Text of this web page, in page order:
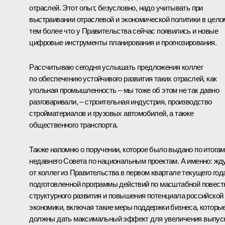
отраслей. Этот опыт, безусловно, надо учитывать при
выстраивании отраслевой и экономической политики в
тем более что у Правительства сейчас появились и новые
цифровые инструменты планирования и прогнозирования.
Рассчитываю сегодня услышать предложения коллег
по обеспечению устойчивого развития таких отраслей, как
угольная промышленность – мы тоже об этом не так давно
разговаривали, – строительная индустрия, производство
стройматериалов и грузовых автомобилей, а также
общественного транспорта.
Также напомню о поручении, которое было выдано по итогам
недавнего Совета по национальным проектам. А именно:
от коллег из Правительства в первом квартале текущего
подготовленной программы действий по масштабной
структурного развития и повышения потенциала российской
экономики, включая такие меры поддержки бизнеса,
должны дать максимальный эффект для увеличения